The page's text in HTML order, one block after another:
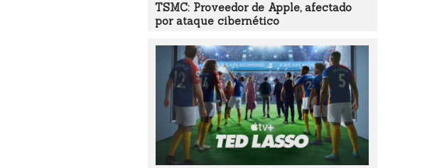
TSMC: Proveedor de Apple, afectado
por ataque cibernético